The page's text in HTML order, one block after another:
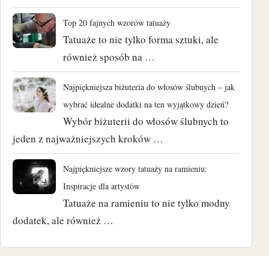
Top 20 fajnych wzorów tatuaży
Tatuaże to nie tylko forma sztuki, ale
również sposób na …
Najpiękniejsza biżuteria do włosów ślubnych – jak
wybrać idealne dodatki na ten wyjątkowy dzień?
Wybór biżuterii do włosów ślubnych to
jeden z najważniejszych kroków …
Najpiękniejsze wzory tatuaży na ramieniu:
Inspiracje dla artystów
Tatuaże na ramieniu to nie tylko modny
dodatek, ale również …